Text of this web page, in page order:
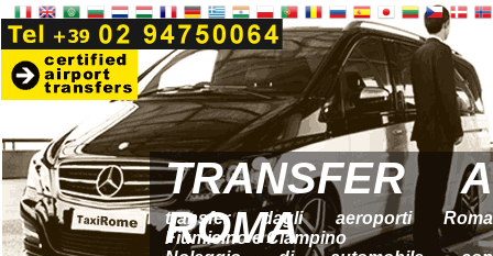
TRANSFER A
ROMA
transfer dagli aeroporti Roma
Fiumicino e Ciampino